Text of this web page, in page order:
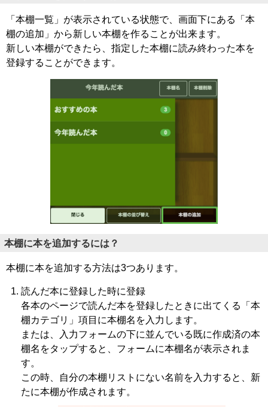
「本棚一覧」が表示されている状態で、画面下にある「本
棚の追加」から新しい本棚を作ることが出来ます。
新しい本棚ができたら、指定した本棚に読み終わった本を
登録することができます。
本棚に本を追加するには？
本棚に本を追加する方法は3つあります。
読んだ本に登録した時に登録
各本のページで読んだ本を登録したときに出てくる「本
棚カテゴリ」項目に本棚名を入力します。
または、入力フォームの下に並んでいる既に作成済の本
棚名をタップすると、フォームに本棚名が表示されま
す。
この時、自分の本棚リストにない名前を入力すると、新
たに本棚が作成されます。